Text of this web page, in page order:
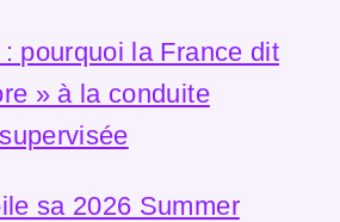
pourquoi la France dit
» à la conduite
sa 2026 Summer